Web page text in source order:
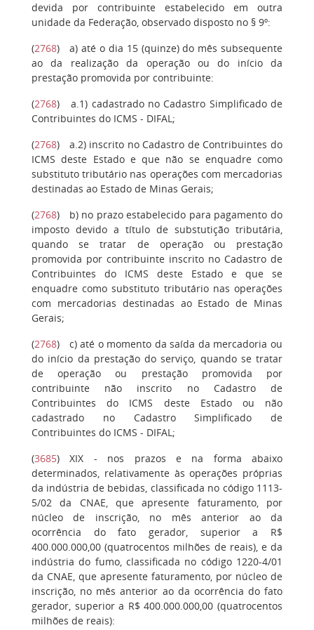
devida por contribuinte estabelecido em outra
unidade da Federação, observado disposto no § 9º:
(2768)a) até o dia 15 (quinze) do mês subsequente
ao da realização da operação ou do início da
prestação promovida por contribuinte:
(2768)a.1) cadastrado no Cadastro Simplificado de
Contribuintes do ICMS - DIFAL;
(2768) a.2) inscrito no Cadastro de Contribuintes do
ICMS deste Estado e que não se enquadre como
substituto tributário nas operações com mercadorias
destinadas ao Estado de Minas Gerais;
(2768) b) no prazo estabelecido para pagamento do
imposto devido a título de substutição tributária,
quando se tratar de operação ou prestação
promovida por contribuinte inscrito no Cadastro de
Contribuintes do ICMS deste Estado e que se
enquadre como substituto tributário nas operações
com mercadorias destinadas ao Estado de Minas
Gerais;
(2768) c) até o momento da saída da mercadoria ou
do início da prestação do serviço, quando se tratar
de operação ou prestação promovida por
contribuinte não inscrito no Cadastro de
Contribuintes do ICMS deste Estado ou não
cadastrado no Cadastro Simplificado de
Contribuintes do ICMS - DIFAL;
(3685)XIX - nos prazos e na forma abaixo
determinados, relativamente às operações próprias
da indústria de bebidas, classificada no código 1113-
5/02 da CNAE, que apresente faturamento, por
núcleo de inscrição, no mês anterior ao da
ocorrência do fato gerador, superior a R$
400.000.000,00 (quatrocentos milhões de reais), e da
indústria do fumo, classificada no código 1220-4/01
da CNAE, que apresente faturamento, por núcleo de
inscrição, no mês anterior ao da ocorrência do fato
gerador, superior a R$ 400.000.000,00 (quatrocentos
milhões de reais):